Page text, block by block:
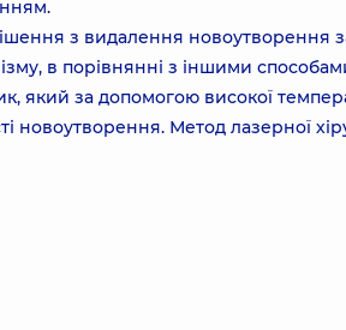
з видалення новоутворення
в порівнянні з іншими
який за допомогою високої
новоутворення. Метод лазерної